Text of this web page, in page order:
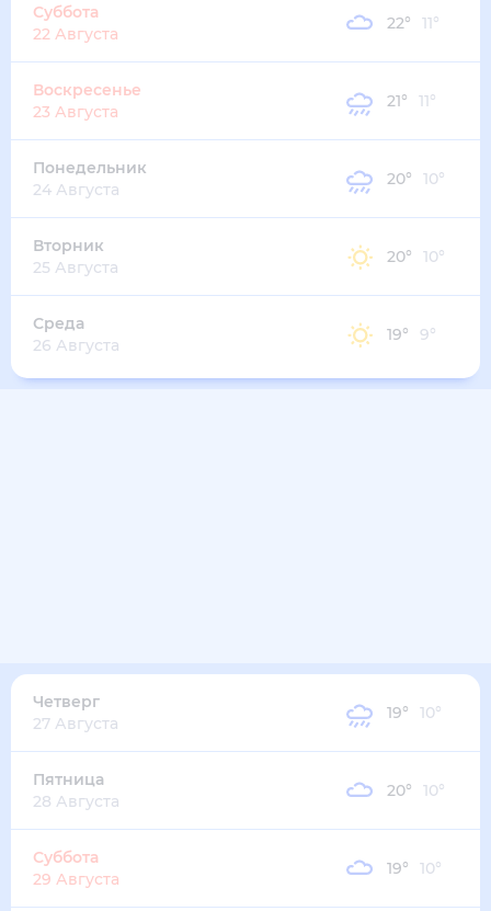
Суббота
22 Августа
22° 11°
Воскресенье
23 Августа
21° 11°
Понедельник
24 Августа
20° 10°
Вторник
25 Августа
20° 10°
Среда
26 Августа
19° 9°
Четверг
27 Августа
19° 10°
Пятница
28 Августа
20° 10°
Суббота
29 Августа
19° 10°